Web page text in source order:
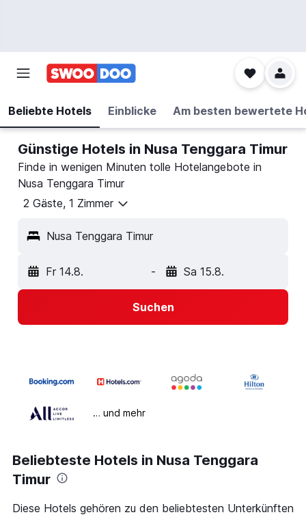
Beliebte Hotels Einblicke Am besten bewertete
Günstige Hotels in Nusa Tenggara Timur
Finde in wenigen Minuten tolle Hotelangebote in
Nusa Tenggara Timur
2 Gäste, 1 Zimmer
Nusa Tenggara Timur
Fr 14.8. - Sa 15.8.
Suchen
… und mehr
Beliebteste Hotels in Nusa Tenggara
Timur
Diese Hotels gehören zu den beliebtesten Unterkünften